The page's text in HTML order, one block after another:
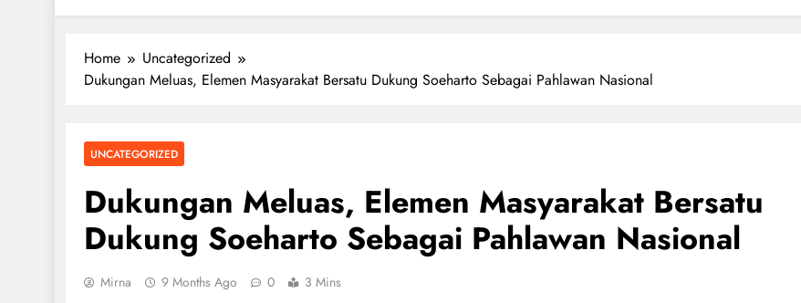
Home
Uncategorized
Dukungan Meluas, Elemen Masyarakat Bersatu Dukung Soeharto Sebagai Pahlawan Nasional
UNCATEGORIZED
Dukungan Meluas, Elemen Masyarakat Bersatu
Dukung Soeharto Sebagai Pahlawan Nasional
Mirna 9 Months Ago 0 3 Mins